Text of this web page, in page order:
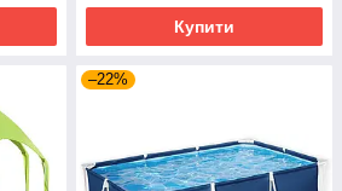
Купити
–22%